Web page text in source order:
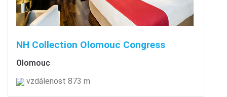
NH Collection Olomouc Congress
Olomouc
vzdálenost 873 m